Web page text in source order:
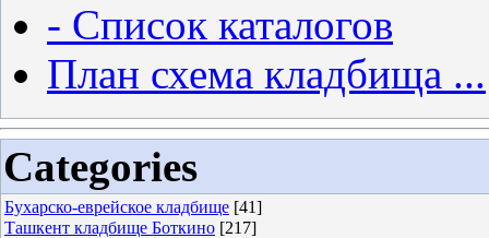
- Список каталогов
План схема кладбища ...
Categories
Бухарско-еврейское кладбище [41]
Ташкент кладбище Боткино [217]